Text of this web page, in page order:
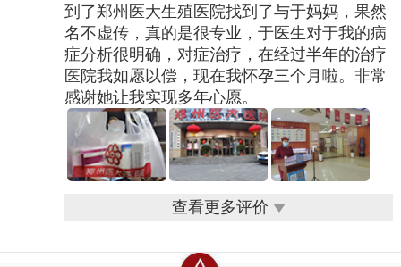
到了郑州医大生殖医院找到了与于妈妈，果然
名不虚传，真的是很专业，于医生对于我的病
症分析很明确，对症治疗，在经过半年的治疗
医院我如愿以偿，现在我怀孕三个月啦。非常
感谢她让我实现多年心愿。
查看更多评价